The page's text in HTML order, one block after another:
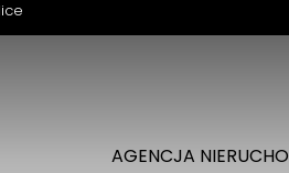
Z nami znajdziesz swoją
AGENCJA